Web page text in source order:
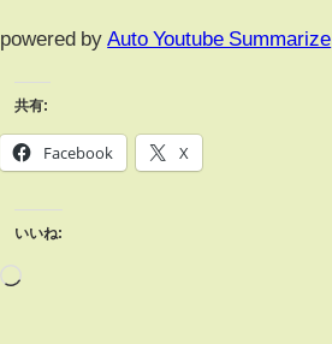
powered by Auto Youtube Summarize
共有:
Facebook X
いいね: